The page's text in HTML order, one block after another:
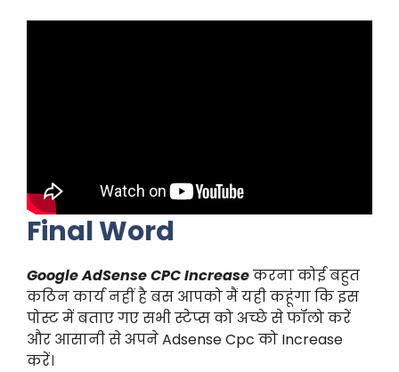
Final Word
Google AdSense CPC Increaseकरना कोई बहुत
कठिन कार्य नहीं है बस आपको मैं यही कहूंगा कि इस
पोस्ट में बताए गए सभी स्टेप्स को अच्छे से फॉलो करें
और आसानी से अपने Adsense Cpc को Increase
करें।